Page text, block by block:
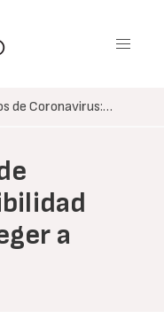
de Coronavirus:…
a